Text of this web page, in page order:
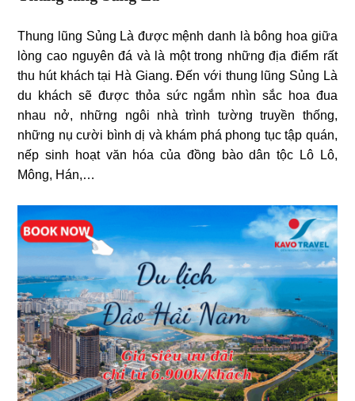
Thung lũng Sủng Là được mệnh danh là bông hoa giữa
lòng cao nguyên đá và là một trong những địa điểm rất
thu hút khách tại Hà Giang. Đến với thung lũng Sủng Là
du khách sẽ được thỏa sức ngắm nhìn sắc hoa đua
nhau nở, những ngôi nhà trình tường truyền thống,
những nụ cười bình dị và khám phá phong tục tập quán,
nếp sinh hoạt văn hóa của đồng bào dân tộc Lô Lô,
Mông, Hán,…